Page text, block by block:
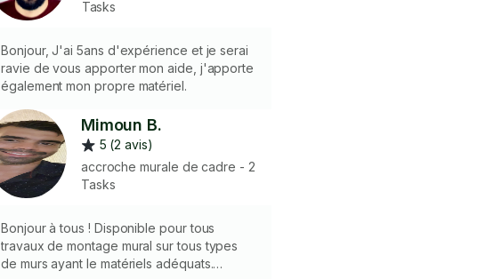
Tasks
Bonjour, J'ai 5ans d'expérience et je serai
ravie de vous apporter mon aide, j'apporte
également mon propre matériel.
Mimoun B.
5 (2 avis)
accroche murale de cadre - 2
Tasks
Bonjour à tous ! Disponible pour tous
travaux de montage mural sur tous types
de murs ayant le matériels adéquats.